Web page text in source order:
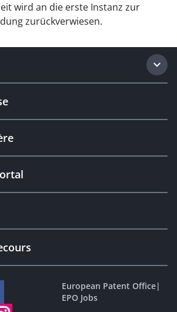
wird an die erste Instanz zur
zurückverwiesen.
European Patent Office|
EPO Jobs